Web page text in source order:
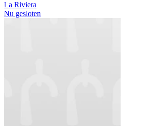
La Riviera
Nu gesloten